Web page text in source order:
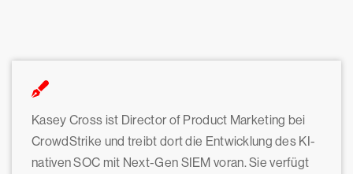
Kasey Cross ist Director of Product Marketing bei
CrowdStrike und treibt dort die Entwicklung des KI-
nativen SOC mit Next-Gen SIEM voran. Sie verfügt